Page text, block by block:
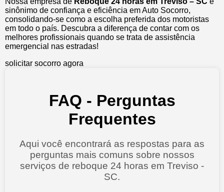
sinônimo de confiança e eficiência em Auto Socorro,
consolidando-se como a escolha preferida dos motoristas
em todo o país. Descubra a diferença de contar com os
melhores profissionais quando se trata de assistência
emergencial nas estradas!
solicitar socorro agora
FAQ - Perguntas
Frequentes
Aqui você encontrará as respostas para as
perguntas mais comuns sobre nossos
serviços de reboque 24 horas em Treviso -
SC.